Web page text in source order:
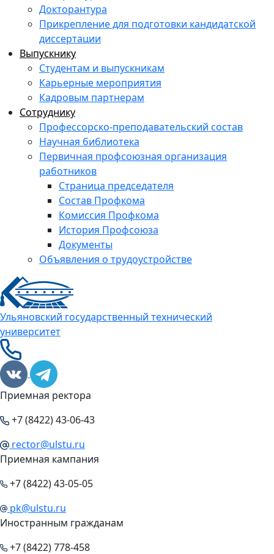
Докторантура
Прикрепление для подготовки кандидатской
диссертации
Выпускнику
Студентам и выпускникам
Карьерные мероприятия
Кадровым партнерам
Сотруднику
Профессорско-преподавательский состав
Научная библиотека
Первичная профсоюзная организация
работников
Страница председателя
Состав Профкома
Комиссия Профкома
История Профсоюза
Документы
Объявления о трудоустройстве
Ульяновский государственный технический
университет
Приемная ректора
+7 (8422) 43-06-43
rector@ulstu.ru
Приемная кампания
+7 (8422) 43-05-05
pk@ulstu.ru
Иностранным гражданам
+7 (8422) 778-458